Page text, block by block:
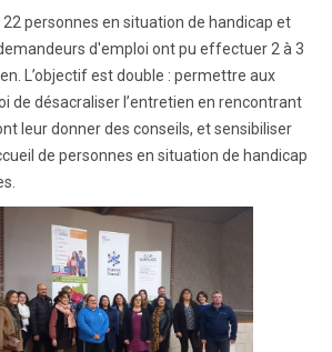
22 personnes en situation de handicap et
d'emploi ont pu effectuer 2 à 3
L’objectif est double : permettre aux
de désacraliser l’entretien en rencontrant
leur donner des conseils, et sensibiliser
de personnes en situation de handicap